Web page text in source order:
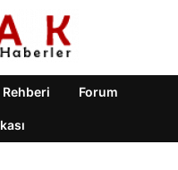
Rehberi Forum